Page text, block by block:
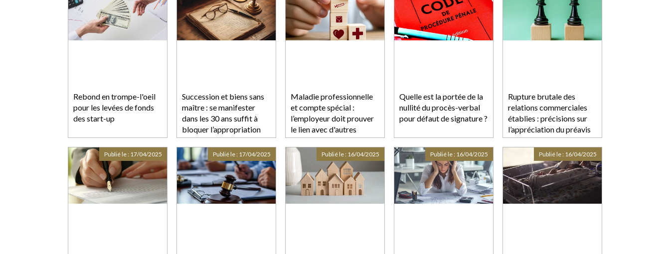
Rebond en trompe-l'oeil
pour les levées de fonds
des start-up
Succession et biens sans
maître : se manifester
dans les 30 ans suffit à
bloquer l’appropriation
publique
Maladie professionnelle
et compte spécial :
l’employeur doit prouver
le lien avec d'autres
employeurs, pas
seulement d'autres
établissements
Quelle est la portée de la
nullité du procès-verbal
pour défaut de signature ?
Rupture brutale des
relations commerciales
établies : précisions sur
l’appréciation du préavis
de rupture
Publié le : 17/04/2025 Publié le : 17/04/2025 Publié le : 16/04/2025 Publié le : 16/04/2025 Publié le : 16/04/2025